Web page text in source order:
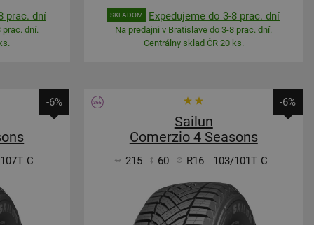
prac. dní
prac. dní.
SKLADOM Expedujeme do 3-8 prac. dní
Na predajni v Bratislave do 3-8 prac. dní.
Centrálny sklad ČR 20 ks.
-6%
C
-6%
Sailun
Comerzio 4 Seasons
215 60 R16 103/101T C